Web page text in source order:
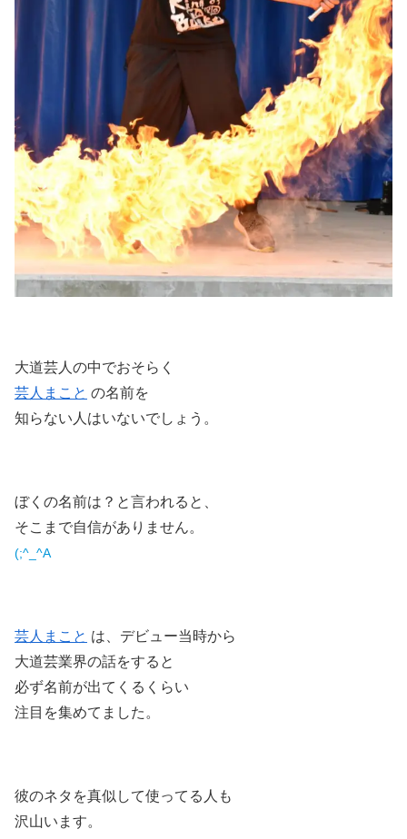
大道芸人の中でおそらく
芸人まこと の名前を
知らない人はいないでしょう。
ぼくの名前は？と言われると、
そこまで自信がありません。
(;^_^A
芸人まこと は、デビュー当時から
大道芸業界の話をすると
必ず名前が出てくるくらい
注目を集めてました。
彼のネタを真似して使ってる人も
沢山います。